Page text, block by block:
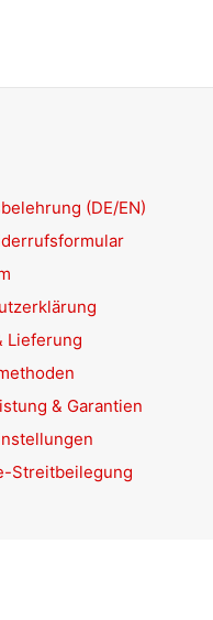
(DE/EN)
Lieferung
& Garantien
Streitbeilegung